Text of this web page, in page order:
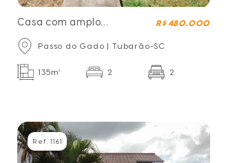
Casa com amplo
Terreno
R$ 480.000
Passo do Gado | Tubarão-SC
135m² 2 2
Ref. 1161